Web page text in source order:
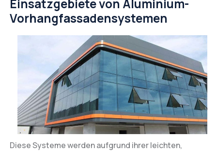
Einsatzgebiete von Aluminium-
Vorhangfassadensystemen
Diese Systeme werden aufgrund ihrer leichten,